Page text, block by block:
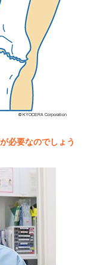
必要なのでしょう